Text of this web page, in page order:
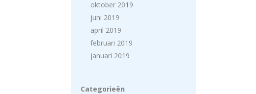
oktober 2019
juni 2019
april 2019
februari 2019
januari 2019
Categorieën